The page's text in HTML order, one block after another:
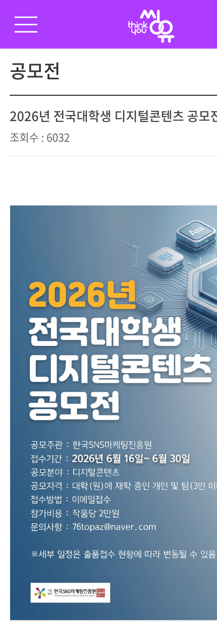
공모전
2026년 전국대학생 디지털콘텐츠 공모
조회수 : 6032